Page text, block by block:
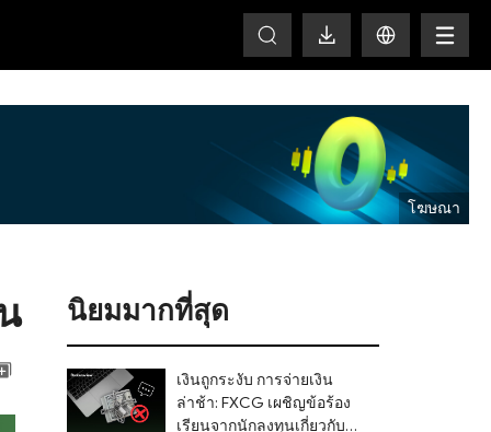
นิยมมากที่สุด
เงินถูกระงับ การจ่ายเงิน
ล่าช้า: FXCG เผชิญข้อร้อง
เรียนจากนักลงทุนเกี่ยวกับ